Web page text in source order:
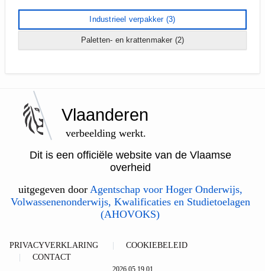
Industrieel verpakker(3)
Paletten- en krattenmaker (2)
Vlaanderen
verbeelding werkt.
Dit is een officiële website van de Vlaamse
overheid
uitgegeven door Agentschap voor Hoger Onderwijs,
Volwassenenonderwijs, Kwalificaties en Studietoelagen
(AHOVOKS)
PRIVACYVERKLARING
COOKIEBELEID
CONTACT
2026.05.19.01